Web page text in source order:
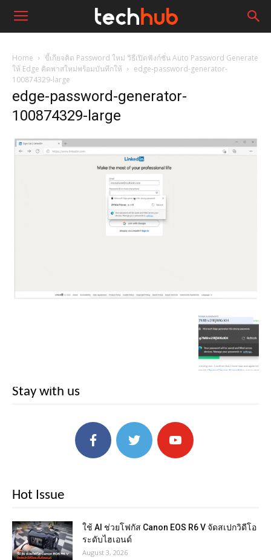
Home
ขี้เกียจคิด Password ใหม่ วิธีเปิดฟังก์ชั่น Auto Password Generate
ให้ Edge คิดพาสใหม่พร้อมบันทึกให้
edge-password-generator-
100874329-large
edge-password-generator-
100874329-large
Stay with us
Hot Issue
ใช้ AI ช่วยโฟกัส Canon EOS R6 V จัดสเปกวิดีโอ
ระดับไฮเอนด์
August 3, 2026